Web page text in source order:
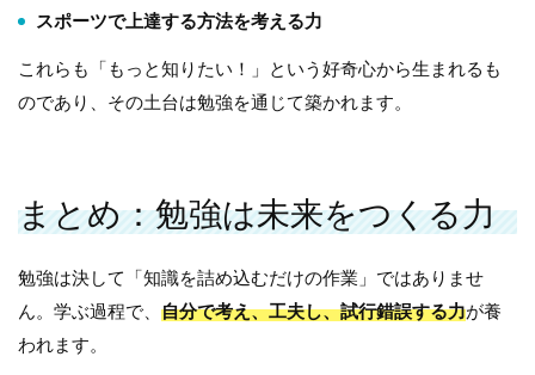
スポーツで上達する方法を考える力
これらも「もっと知りたい！」という好奇心から生まれるも
のであり、その土台は勉強を通じて築かれます。
まとめ：勉強は未来をつくる力
勉強は決して「知識を詰め込むだけの作業」ではありませ
ん。学ぶ過程で、 自分で考え、工夫し、試行錯誤する力が養
われます。